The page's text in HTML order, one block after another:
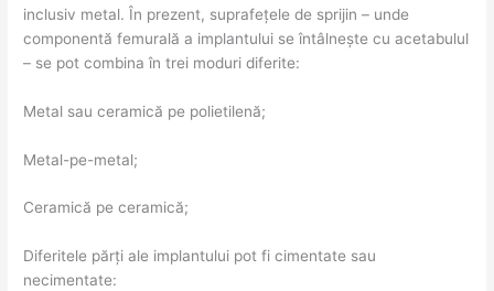
inclusiv metal. În prezent, suprafețele de sprijin – unde
componentă femurală a implantului se întâlnește cu acetabulul
– se pot combina în trei moduri diferite:
Metal sau ceramică pe polietilenă;
Metal-pe-metal;
Ceramică pe ceramică;
Diferitele părți ale implantului pot fi cimentate sau
necimentate: